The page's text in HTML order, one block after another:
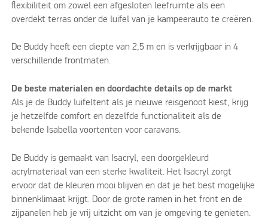
flexibiliteit om zowel een afgesloten leefruimte als een
overdekt terras onder de luifel van je kampeerauto te creëren.
De Buddy heeft een diepte van 2,5 m en is verkrijgbaar in 4
verschillende frontmaten.
De beste materialen en doordachte details op de markt
Als je de Buddy luifeltent als je nieuwe reisgenoot kiest, krijg
je hetzelfde comfort en dezelfde functionaliteit als de
bekende Isabella voortenten voor caravans.
De Buddy is gemaakt van Isacryl, een doorgekleurd
acrylmateriaal van een sterke kwaliteit. Het Isacryl zorgt
ervoor dat de kleuren mooi blijven en dat je het best mogelijke
binnenklimaat krijgt. Door de grote ramen in het front en de
zijpanelen heb je vrij uitzicht om van je omgeving te genieten.